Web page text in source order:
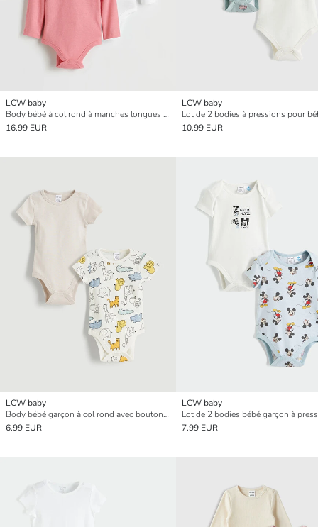
LCW baby
Body bébé à col rond à manches longues pour filles avec boutons-pression, lot de 3
16.99 EUR
LCW baby
10.99 EUR
LCW baby
Body bébé garçon à col rond avec boutons-pression Lot de 2
6.99 EUR
LCW baby
7.99 EUR